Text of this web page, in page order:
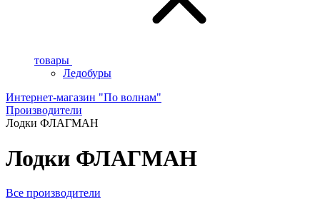
товары
Ледобуры
Интернет-магазин "По волнам"
Производители
Лодки ФЛАГМАН
Лодки ФЛАГМАН
Все производители